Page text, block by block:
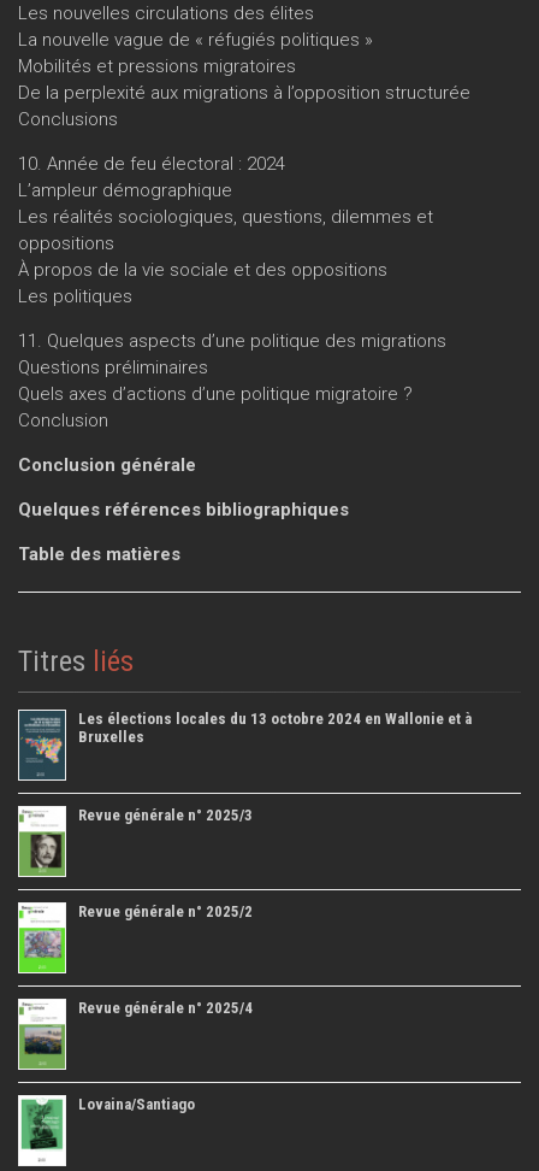
Les nouvelles circulations des élites
La nouvelle vague de « réfugiés politiques »
Mobilités et pressions migratoires
De la perplexité aux migrations à l’opposition structurée
Conclusions
10. Année de feu électoral : 2024
L’ampleur démographique
Les réalités sociologiques, questions, dilemmes et
oppositions
À propos de la vie sociale et des oppositions
Les politiques
11. Quelques aspects d’une politique des migrations
Questions préliminaires
Quels axes d’actions d’une politique migratoire ?
Conclusion
Conclusion générale
Quelques références bibliographiques
Table des matières
Titres liés
Les élections locales du 13 octobre 2024 en Wallonie et à
Bruxelles
Revue générale n° 2025/3
Revue générale n° 2025/2
Revue générale n° 2025/4
Lovaina/Santiago